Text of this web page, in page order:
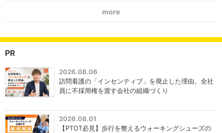
more
PR
2026.08.06
訪問看護の「インセンティブ」を廃止した理由。全社
員に不採用権を渡す会社の組織づくり
2026.08.01
【PTOT必見】歩行を整えるウォーキングシューズの